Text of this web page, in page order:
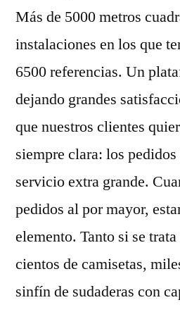
Más de 5000 metros
instalaciones en los que
6500 referencias. Un
dejando grandes
que nuestros clientes
siempre clara: los
servicio extra grande.
pedidos al por mayor,
elemento. Tanto si se
cientos de camisetas,
sinfín de sudaderas con